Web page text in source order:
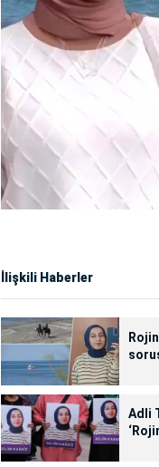
İlişkili Haberler
Adli